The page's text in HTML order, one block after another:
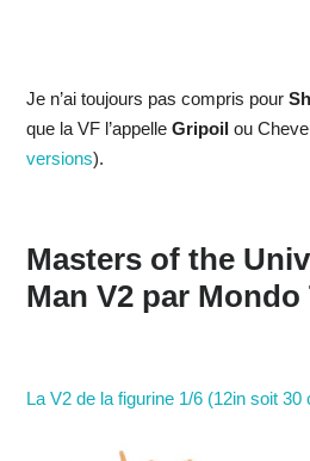
Je n’ai toujours pas compris pour
que la VF l’appelle Gripoilou
versions).
Masters of the
Man V2 par Mondo
La V2 de la figurine 1/6 (12in soit